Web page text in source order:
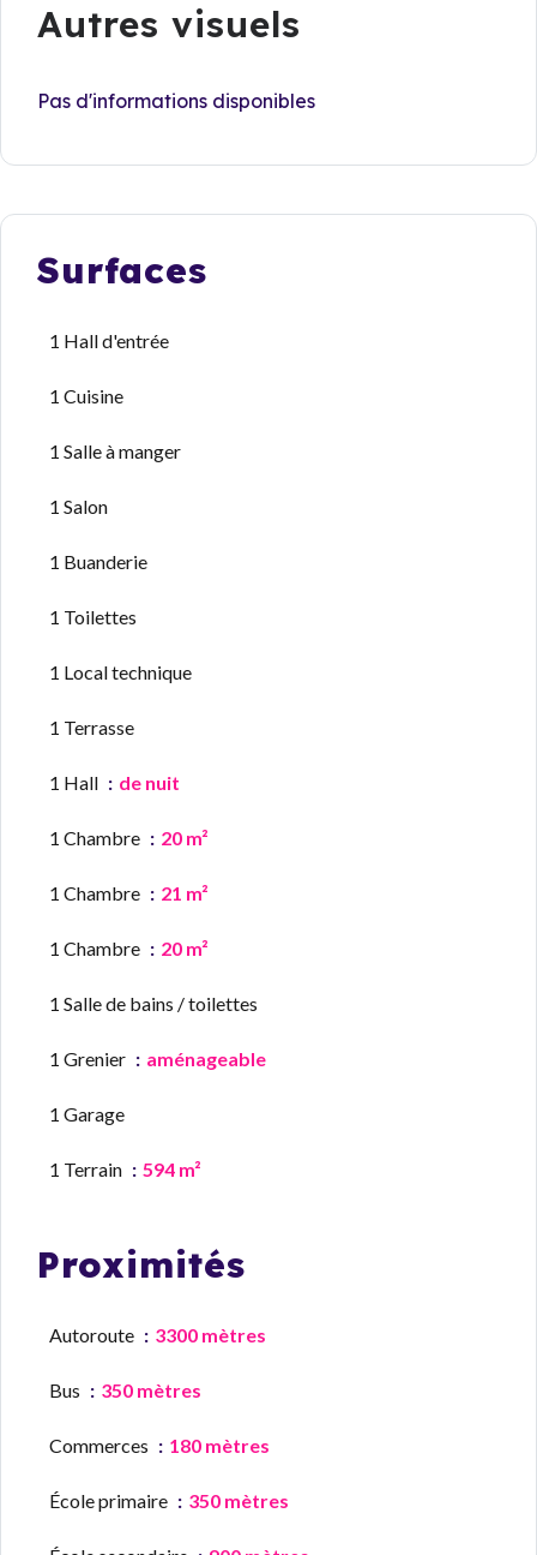
Autres visuels
Pas d'informations disponibles
Surfaces
1 Hall d'entrée
1 Cuisine
1 Salle à manger
1 Salon
1 Buanderie
1 Toilettes
1 Local technique
1 Terrasse
1 Hall de nuit
1 Chambre 20 m²
1 Chambre 21 m²
1 Chambre 20 m²
1 Salle de bains / toilettes
1 Grenier aménageable
1 Garage
1 Terrain 594 m²
Proximités
Autoroute 3300 mètres
Bus 350 mètres
Commerces 180 mètres
École primaire 350 mètres